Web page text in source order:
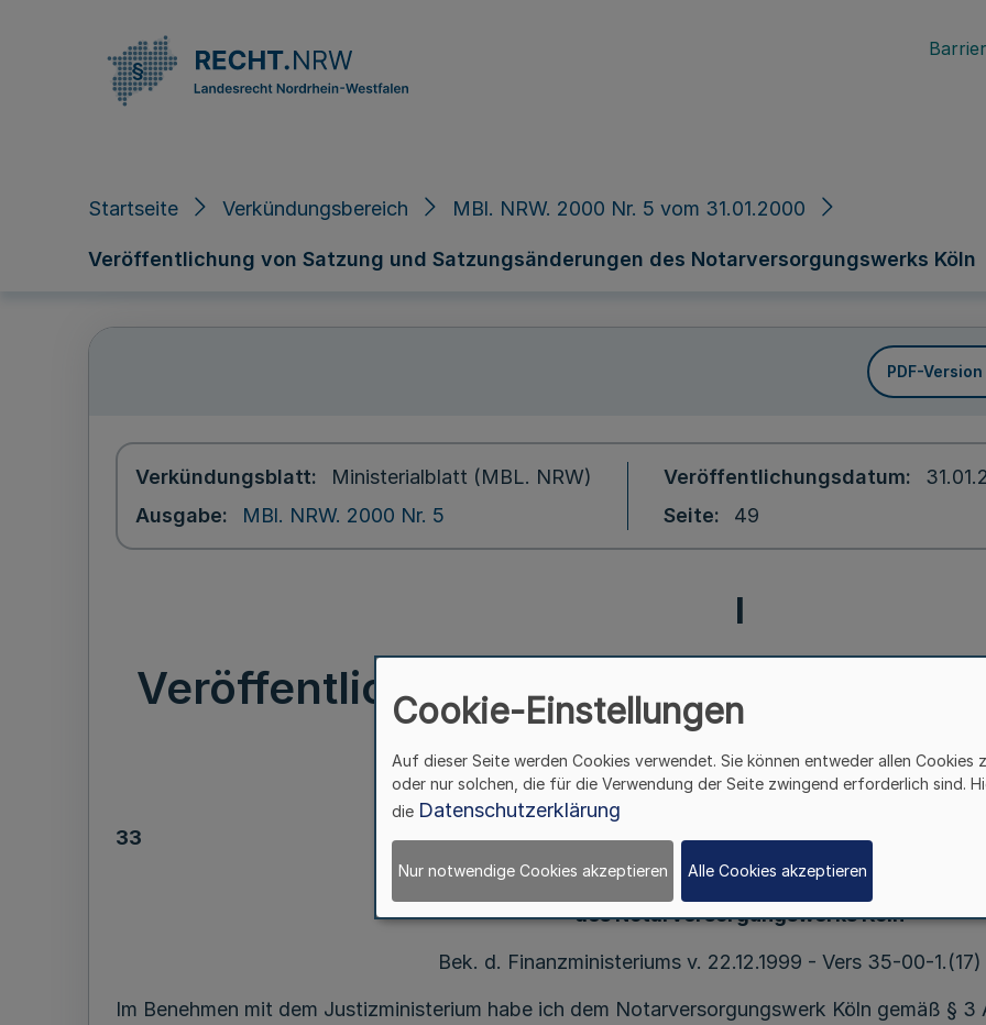
Startseite Verkündungsbereich MBl. NRW. 2000 Nr. 5 vom 31.01.2000
Veröffentlichung von Satzung und Satzungsänderungen des Notarversorgungswerks Köln
PDF-
Verkündungsblatt
Ministerialblatt (MBL. NRW)
Ausgabe
MBl. NRW. 2000 Nr. 5
Veröffentlichungsdatum
Seite
49
I
Veröffentlichung von Satzung und
des Notarversorgungswerks
33
Veröffentlichung von Satzung und
des Notarversorgungswerks Köln
Bek. d. Finanzministeriums v. 22.12.1999 - Vers 35-00-
Im Benehmen mit dem Justizministerium habe ich dem Notarversorgungswerk Köln gemäß §
Cookie-Einstellungen
Auf dieser Seite werden Cookies verwendet. Sie können entweder allen Cookies
oder nur solchen, die für die Verwendung der Seite zwingend erforderlich sind.
die Datenschutzerklärung
Nur notwendige Cookies akzeptieren Alle Cookies akzeptieren